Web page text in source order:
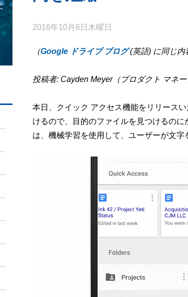
2016年10月6日木曜日
（Google ドライブ ブログ(英語) に同じ内
投稿者: Cayden Meyer（プロダクト マネー
本日、クイック アクセス機能をリリース
けるので、目的のファイルを見つけるの
は、機械学習を使用して、ユーザーが文字